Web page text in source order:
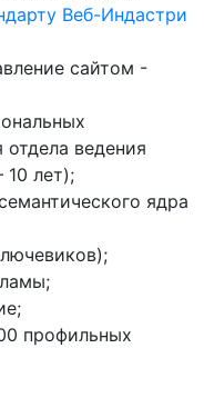
Веб-Индастри
сайтом -
отдела ведения
лет);
ядра
профильных